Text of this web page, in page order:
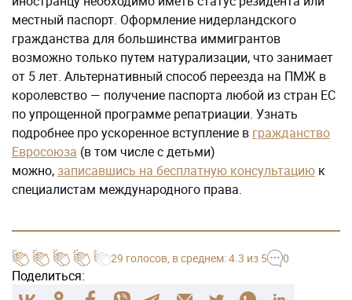
местный паспорт. Оформление нидерландского
гражданства для большинства иммигрантов
возможно только путем натурализации, что занимает
от 5 лет. Альтернативный способ переезда на ПМЖ в
королевство — получение паспорта любой из стран ЕС
по упрощенной программе репатриации. Узнать
подробнее про ускоренное вступление в гражданство
Евросоюза (в том числе с детьми)
можно,записавшись на бесплатную консультацию к
специалистам международного права.
29 голосов , в среднем:4.3 из 5 0
Поделиться: